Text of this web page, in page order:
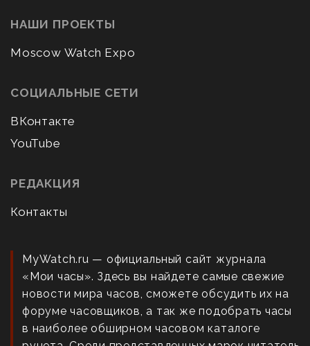
НАШИ ПРОЕКТЫ
Moscow Watch Expo
СОЦИАЛЬНЫЕ СЕТИ
ВКонтакте
YouTube
РЕДАКЦИЯ
Контакты
MyWatch.ru — официальный сайт журнала
«Мои часы». Здесь вы найдете самые свежие
новости мира часов, сможете обсудить их на
форуме часовщиков, а так же подобрать часы
в наиболее обширном часовом каталоге